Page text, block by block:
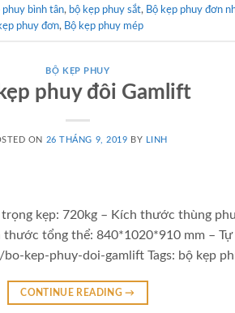
phuy bình tân, bộ kẹp phuy sắt, Bộ kẹp phuy đơn
phuy đơn, Bộ kẹp phuy mép
BỘ KẸP PHUY
phuy đôi Gamlift
ON 26 THÁNG 9, 2019 BY LINH
kẹp: 720kg – Kích thước thùng
tổng thể: 840*1020*910 mm –
kep-phuy-doi-gamlift Tags: bộ kẹp
CONTINUE READING→